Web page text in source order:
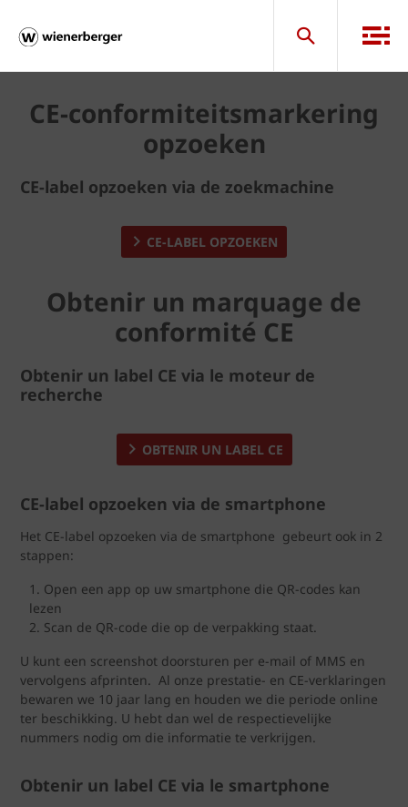
CE-conformiteitsmarkering
opzoeken
CE-label opzoeken via de zoekmachine
CE-LABEL OPZOEKEN
Obtenir un marquage de
conformité CE
Obtenir un label CE via le moteur de
recherche
OBTENIR UN LABEL CE
CE-label opzoeken via de smartphone
Het CE-label opzoeken via de smartphone gebeurt ook in 2
stappen:
Open een app op uw smartphone die QR-codes kan
lezen
Scan de QR-code die op de verpakking staat.
U kunt een screenshot doorsturen per e-mail of MMS en
vervolgens afprinten. ​ Al onze prestatie- en CE-verklaringen
bewaren we 10 jaar lang en houden we die periode online
ter beschikking. U hebt dan wel de respectievelijke
nummers nodig om die informatie te verkrijgen. ​
Obtenir un label CE via le smartphone